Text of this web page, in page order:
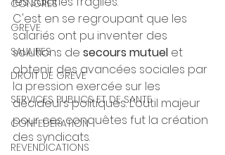
CONGRES
GREVE
SALAIRES
DROIT DE GREVE
SERVICES PUBLICS ET DE SANTE
CONFEDERATION
REVENDICATIONS
C'est en se regroupant que les
salariés ont pu inventer des
solutions de secours mutuel et
obtenir des avancées sociales par
la pression exercée sur les
décideurs politiques. L’outil majeur
pour ces conquêtes fut la création
des syndicats.